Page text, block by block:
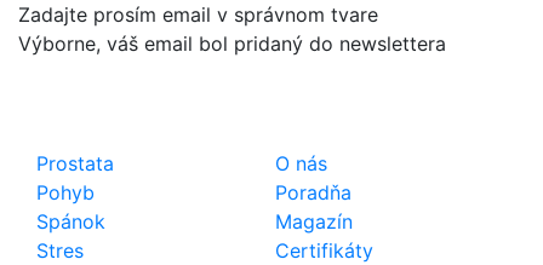
Zadajte prosím email v správnom tvare
Výborne, váš email bol pridaný do newslettera
Prostata
Pohyb
Spánok
Stres
O nás
Poradňa
Magazín
Certifikáty